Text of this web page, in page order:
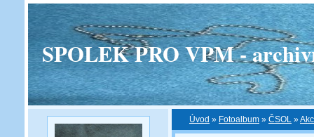
SPOLEK PRO VPM -
Úvod » Fotoalbum » ČSOL »